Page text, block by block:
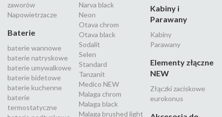
zaworów
Napowietrzacze
Baterie
baterie wannowe
baterie natryskowe
baterie umywalkowe
baterie bidetowe
baterie kuchenne
baterie
termostatyczne
Narva black
Neon
Otava chrom
Otava black
Sodalit
Selen
Standard
Tanzanit
Medico NEW
Malaga chrom
Malaga black
Malaga brushed light
Kabiny i
Parawany
Kabiny
Parawany
Elementy złączne
NEW
Złączki zaciskowe
eurokonus